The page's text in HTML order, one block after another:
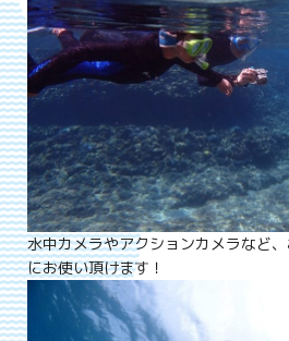
水中カメラやアクションカメラなど
にお使い頂けます！